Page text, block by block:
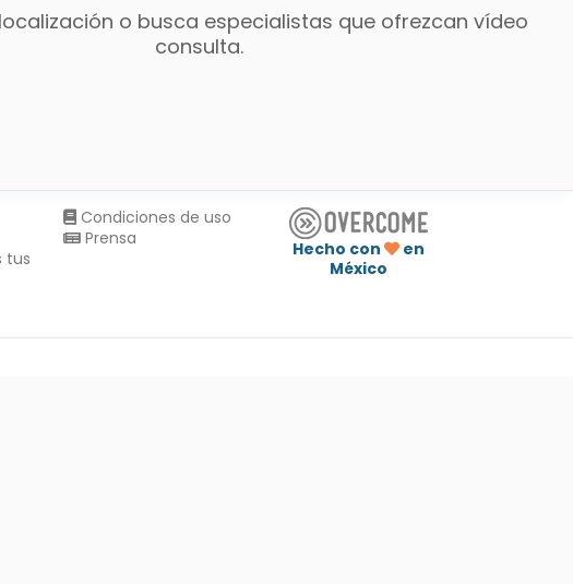
o busca especialistas que ofrezcan vídeo
consulta.
tus
Condiciones de uso
Prensa
Hecho con
en
México